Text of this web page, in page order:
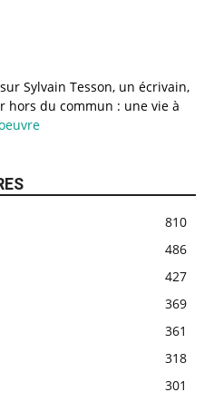
Sylvain Tesson, un écrivain,
hors du commun : une vie à
810
486
427
369
361
318
301